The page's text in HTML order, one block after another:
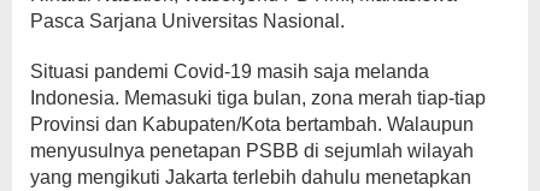
Pasca Sarjana Universitas Nasional.
Situasi pandemi Covid-19 masih saja melanda
Indonesia. Memasuki tiga bulan, zona merah tiap-tiap
Provinsi dan Kabupaten/Kota bertambah. Walaupun
menyusulnya penetapan PSBB di sejumlah wilayah
yang mengikuti Jakarta terlebih dahulu menetapkan